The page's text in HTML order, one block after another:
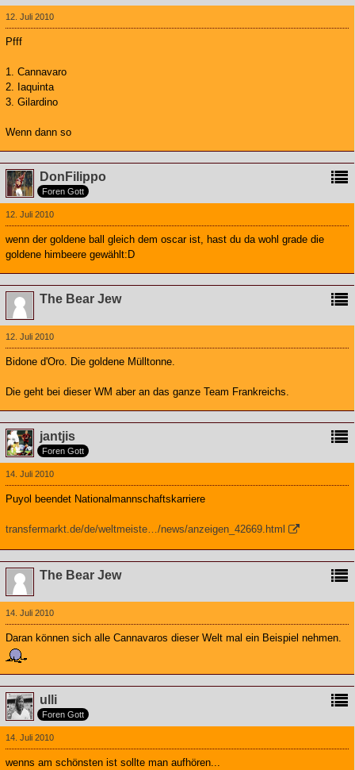
12. Juli 2010
Pfff
1. Cannavaro
2. Iaquinta
3. Gilardino
Wenn dann so
DonFilippo
Foren Gott
12. Juli 2010
wenn der goldene ball gleich dem oscar ist, hast du da wohl grade die
goldene himbeere gewählt:D
The Bear Jew
12. Juli 2010
Bidone d'Oro. Die goldene Mülltonne.
Die geht bei dieser WM aber an das ganze Team Frankreichs.
jantjis
Foren Gott
14. Juli 2010
Puyol beendet Nationalmannschaftskarriere
transfermarkt.de/de/weltmeiste…/news/anzeigen_42669.html
The Bear Jew
14. Juli 2010
Daran können sich alle Cannavaros dieser Welt mal ein Beispiel nehmen.
ulli
Foren Gott
14. Juli 2010
wenns am schönsten ist sollte man aufhören...